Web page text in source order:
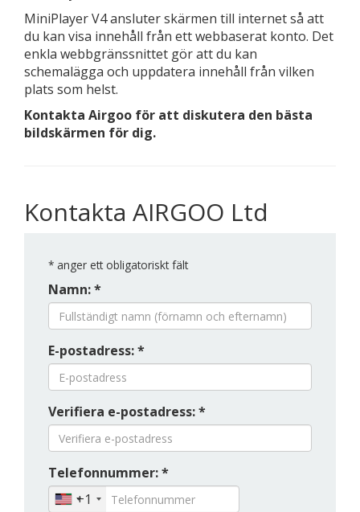
MiniPlayer V4 ansluter skärmen till internet så att
du kan visa innehåll från ett webbaserat konto. Det
enkla webbgränssnittet gör att du kan
schemalägga och uppdatera innehåll från vilken
plats som helst.
Kontakta Airgoo för att diskutera den bästa
bildskärmen för dig.
Kontakta AIRGOO Ltd
* anger ett obligatoriskt fält
Namn: *
E-postadress: *
Verifiera e-postadress: *
Telefonnummer: *
+1